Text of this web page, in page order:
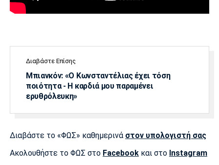
Μπορούσια
Ντόρτμουντ
Ζερμέν
Διαβάστε Επίσης
Μπιανκόν: «Ο Κωνσταντέλιας έχει τόση
ποιότητα - Η καρδιά μου παραμένει
ερυθρόλευκη»
Διαβάστε το «ΦΩΣ» καθημερινά στον υπολογιστή σας
Ακολουθήστε το ΦΩΣ στο Facebook και στο Instagram